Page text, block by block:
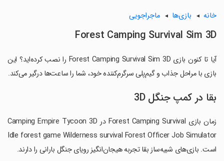
خانه بازی‌ها ماجراجویی
Forest Camping Survival Sim 3D
آیا تا کنون بازی Forest Camping Survival Sim 3D را نصب کرده‌اید؟ این
بازی با مراحل جذاب و گیم‌پلی سرگرم‌کننده خود، شما را ساعت‌ها درگیر می‌کند.
بقا در کمپ جنگل 3D
زمان بازی Forest Camping Survival در Camping Empire Tycoon 3D
Idle forest game Wilderness survival Forest Officer Job Simulator
است. بازی‌های شبیه‌ساز بقا تجربه هیجان‌انگیز رویای جنگل بارانی را دارند.